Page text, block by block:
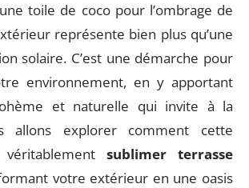
toile de coco pour l’ombrage de
représente bien plus qu’une
solaire. C’est une démarche pour
environnement, en y apportant
et naturelle qui invite à la
allons explorer comment cette
sublimer terrasse
votre extérieur en une oasis